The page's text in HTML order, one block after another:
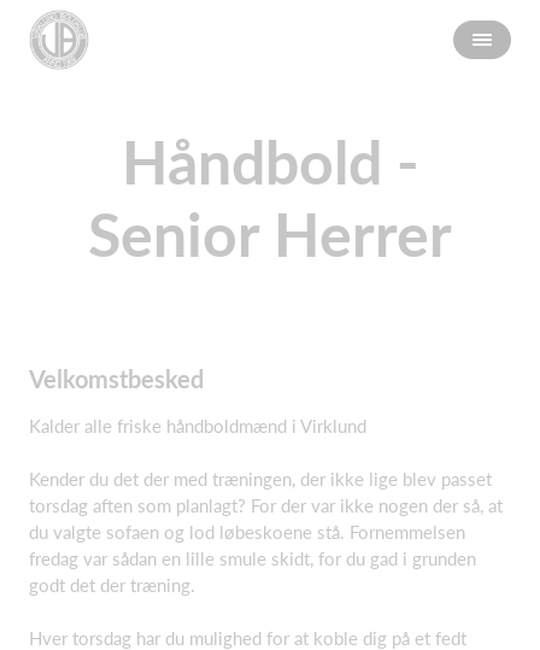
Håndbold -
Senior Herrer
Velkomstbesked
Kalder alle friske håndboldmænd i Virklund
Kender du det der med træningen, der ikke lige blev passet
torsdag aften som planlagt? For der var ikke nogen der så, at
du valgte sofaen og lod løbeskoene stå. Fornemmelsen
fredag var sådan en lille smule skidt, for du gad i grunden
godt det der træning.
Hver torsdag har du mulighed for at koble dig på et fedt